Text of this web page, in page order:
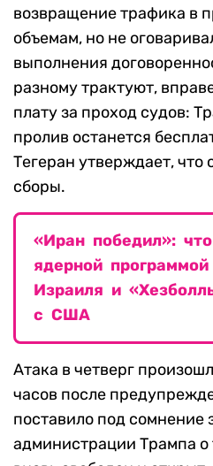
возвращение трафика в
объемам, но не
выполнения
разному трактуют,
плату за проход судов:
пролив останется
Тегеран утверждает, что
сборы.
«Иран победил»:
ядерной
Израиля и
с США
Атака в четверг
часов после
поставило под сомнение
администрации Трампа о